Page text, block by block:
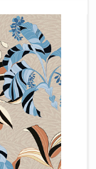
Cristiana Masi
Decori Decori
...
Emiliana Parati
Fipar
Grandeco
Kerama Marazzi